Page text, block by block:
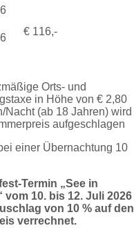
€ 116,-
Orts- und
in Höhe von € 2,80
Nacht (ab 18 Jahren) wird
aufgeschlagen
einer Übernachtung 10
Termin „See in
vom 10. bis 12. Juli 2026
von 10 % auf den
verrechnet.